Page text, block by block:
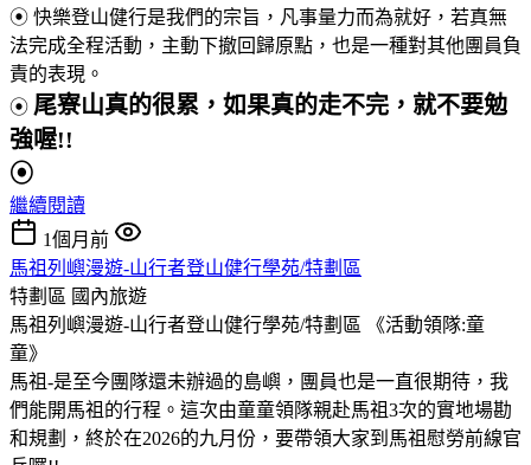
⦿ 快樂登山健行是我們的宗旨，凡事量力而為就好，若真無
法完成全程活動，主動下撤回歸原點，也是一種對其他團員負
責的表現。
⦿ 尾寮山真的很累，如果真的走不完，就不要勉
強喔!!
⦿
繼續閱讀
1個月前
馬祖列嶼漫遊-山行者登山健行學苑/特劃區
特劃區 國內旅遊
馬祖列嶼漫遊-山行者登山健行學苑/特劃區 《活動領隊:童
童》
馬祖-是至今團隊還未辦過的島嶼，團員也是一直很期待，我
們能開馬祖的行程。這次由童童領隊親赴馬祖3次的實地場勘
和規劃，終於在2026的九月份，要帶領大家到馬祖慰勞前線官